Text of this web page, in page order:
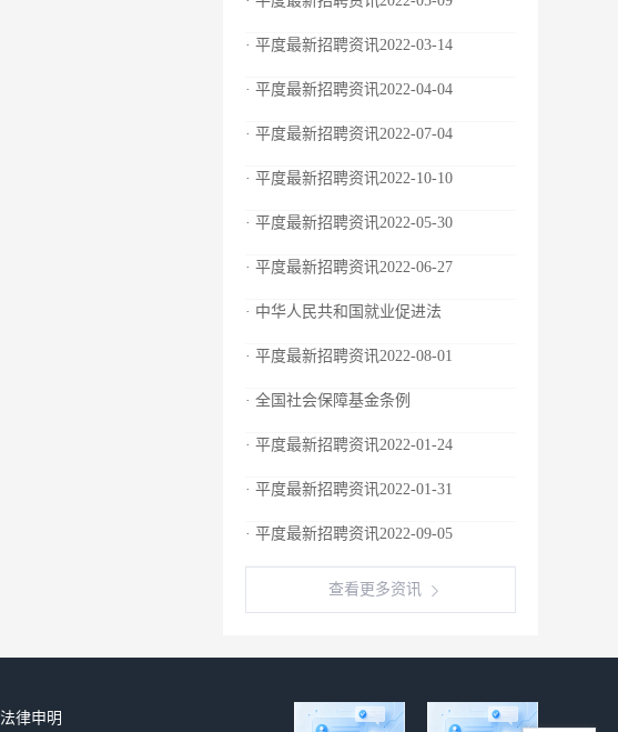
· 平度最新招聘资讯2022-03-14
· 平度最新招聘资讯2022-04-04
· 平度最新招聘资讯2022-07-04
· 平度最新招聘资讯2022-10-10
· 平度最新招聘资讯2022-05-30
· 平度最新招聘资讯2022-06-27
· 中华人民共和国就业促进法
· 平度最新招聘资讯2022-08-01
· 全国社会保障基金条例
· 平度最新招聘资讯2022-01-24
· 平度最新招聘资讯2022-01-31
· 平度最新招聘资讯2022-09-05
查看更多资讯
法律申明